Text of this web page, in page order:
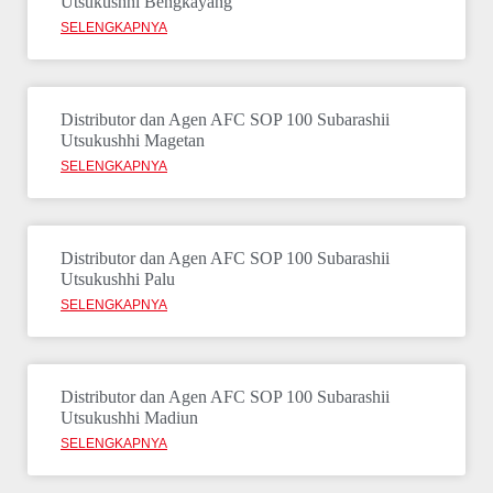
SELENGKAPNYA
Distributor dan Agen AFC SOP 100 Subarashii
Utsukushhi Magetan
SELENGKAPNYA
Distributor dan Agen AFC SOP 100 Subarashii
Utsukushhi Palu
SELENGKAPNYA
Distributor dan Agen AFC SOP 100 Subarashii
Utsukushhi Madiun
SELENGKAPNYA